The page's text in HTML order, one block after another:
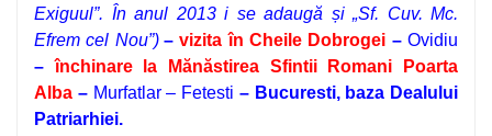
Exiguul”. În anul 2013 i se adaugă și „Sf. Cuv. Mc.
Efrem cel Nou”) –vizita în Cheile Dobrogei –Ovidiu
–închinare la Mănăstirea Sfintii Romani Poarta
Alba –Murfatlar – Fetesti – Bucuresti, baza Dealului
Patriarhiei.